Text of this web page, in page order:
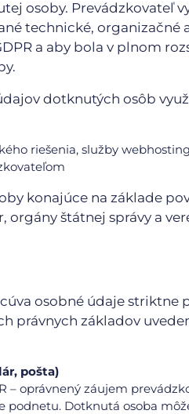
osoby. Prevádzkovateľ
technické, organizačné
a aby bola v plnom
dotknutých osôb
riešenia, služby
konajúce na základe
orgány štátnej správy a
osobné údaje striktne
právnych základov
pošta)
– oprávnený záujem
podnetu. Dotknutá osoba